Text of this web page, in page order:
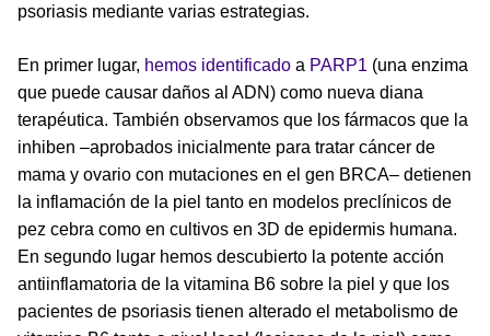
psoriasis mediante varias estrategias.
En primer lugar, hemos identificado a PARP1 (una enzima
que puede causar daños al ADN) como nueva diana
terapéutica. También observamos que los fármacos que la
inhiben –aprobados inicialmente para tratar cáncer de
mama y ovario con mutaciones en el gen BRCA– detienen
la inflamación de la piel tanto en modelos preclínicos de
pez cebra como en cultivos en 3D de epidermis humana.
En segundo lugar hemos descubierto la potente acción
antiinflamatoria de la vitamina B6 sobre la piel y que los
pacientes de psoriasis tienen alterado el metabolismo de